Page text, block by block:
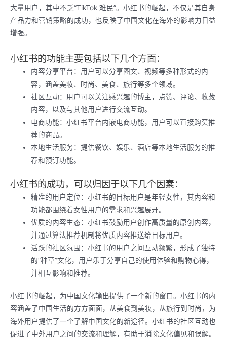
大量用户，其中不乏“TikTok 难民”。小红书的崛起，不仅是其自身
产品力和营销策略的成功，也反映了中国文化在海外的影响力日益
增强。
小红书的功能主要包括以下几个方面：
内容分享平台：用户可以分享图文、视频等多种形式的内
容，涵盖美妆、时尚、美食、旅行等多个领域。
社区互动：用户可以关注感兴趣的博主，点赞、评论、收藏
内容，以及与其他用户进行交流互动。
电商功能：小红书平台内嵌电商功能，用户可以直接购买推
荐的商品。
本地生活服务：提供餐饮、娱乐、酒店等本地生活服务的推
荐和预订功能。
小红书的成功，可以归因于以下几个因素：
精准的用户定位：小红书的目标用户是年轻女性，其内容和
功能都围绕着女性用户的需求和兴趣展开。
优质的内容生态：小红书鼓励用户创作高质量的原创内容，
并通过算法推荐机制将优质内容推送给目标用户。
活跃的社区氛围：小红书的用户之间互动频繁，形成了独特
的“种草”文化，用户乐于分享自己的使用体验和购物心得，
并相互影响和推荐。
小红书的崛起，为中国文化输出提供了一个新的窗口。小红书的内
容涵盖了中国生活的方方面面，从美食到美妆，从旅行到时尚，为
海外用户提供了一个了解中国文化的新途径。小红书的社区互动也
促进了中外用户之间的交流和理解，有助于消除文化偏见和误解。